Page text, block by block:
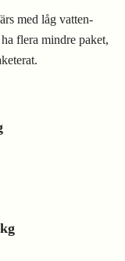
med låg vatten-
flera mindre paket,